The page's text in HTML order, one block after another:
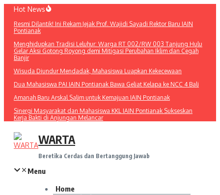
Lewati
konten
Hot News
Resmi Dilantik! Ini Rekam Jejak Prof. Wajidi Sayadi Rektor Baru IAIN
Pontianak
Menghidupkan Tradisi Leluhur: Warga RT 002/RW 003 Tanjung Hulu
Gelar Aksi Gotong Royong demi Mitigasi Perubahan Iklim dan Cegah
Banjir
Wisuda Diundur Mendadak, Mahasiswa Luapkan Kekecewaan
Dua Mahasiswa PAI IAIN Pontianak Bawa Geliat Kelapa ke NCC 4 Bali
Amanah Baru Arskal Salim untuk Kemajuan IAIN Pontianak
Sinergi Masyarakat dan Mahasiswa KKL IAIN Pontianak Sukseskan
Kerja Bakti di Anjungan Melancar
WARTA
Beretika Cerdas dan Bertanggung Jawab
Menu
Home